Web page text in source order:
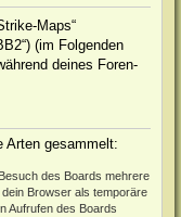
Maps“
(im Folgenden
deines Foren-
Arten gesammelt:
des Boards mehrere
Browser als temporäre
Aufrufen des Boards